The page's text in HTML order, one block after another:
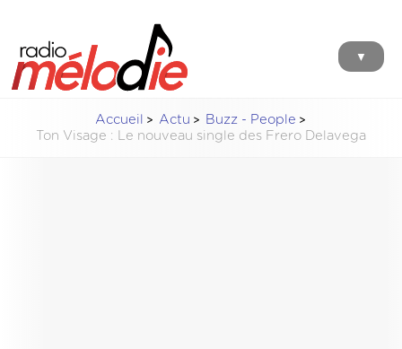
▼
Accueil Actu
Buzz - People
Ton Visage : Le nouveau single des Frero Delavega